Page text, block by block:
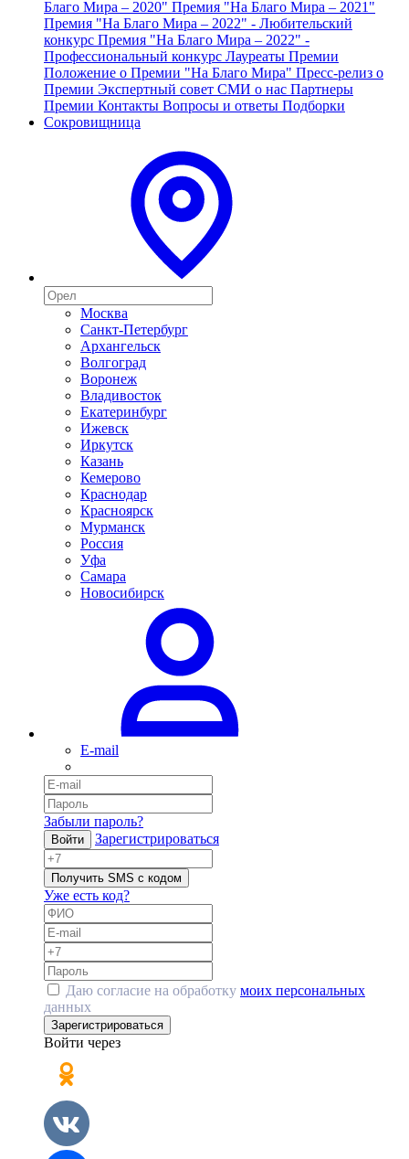
Благо Мира – 2020" Премия "На Благо Мира – 2021"
Премия "На Благо Мира – 2022" - Любительский
конкурс Премия "На Благо Мира – 2022" -
Профессиональный конкурс Лауреаты Премии
Положение о Премии "На Благо Мира" Пресс-релиз о
Премии Экспертный совет СМИ о нас Партнеры
Премии Контакты Вопросы и ответы Подборки
Сокровищница
Москва
Санкт-Петербург
Архангельск
Волгоград
Воронеж
Владивосток
Екатеринбург
Ижевск
Иркутск
Казань
Кемерово
Краснодар
Красноярск
Мурманск
Россия
Уфа
Самара
Новосибирск
E-mail
Забыли пароль?
Войти Зарегистрироваться
Получить SMS с кодом
Уже есть код?
Даю согласие на обработку моих персональных
данных
Зарегистрироваться
Войти через